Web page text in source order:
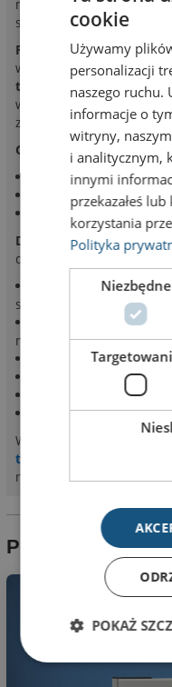
mm występuje w wersji
sobą wsuwki wysokości
Folia antyrefleksyjna
wydruku. Można to
tabliczki
tworzą dwie
wyprofilowanymi
zaopatrzyć się w
Główne zastosowania:
najtańszy system z
do oznakowania
najmniej elementów
Dane tabliczki: tabliczka
dwupanelowa E-21-2-93W
boki pionowe z
szerokość 3 mm)
2 poziome panele
mm (srebrne,
wysokość każdego
wysokość całkowita
całkowita szerokość
montaż tabliczki na
Więcej informacji na
tabliczki przydrzwiowe
na stronie producenta
Pokrewne
cookie
Używamy
personalizacji
naszego ruchu.
informacje o
witryny,
i analitycznym,
innymi
przekazałeś
korzystania
Polityka
Niezbędne
POKAŻ